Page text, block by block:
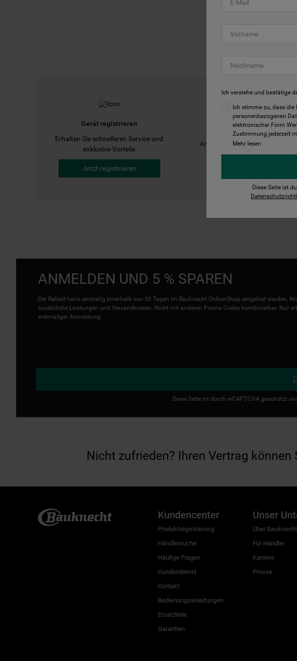
Gerät registrieren
Erhalten Sie schnelleren Service und
exklusive Vorteile
Jetzt registrieren
Bedienungsanleitungen
Anleitungen finden und
ANMELDEN UND 5 % SPAREN
Der Rabatt kann einmalig innerhalb von 30 Tagen im Bauknecht Online-Shop eingelöst werden.
zusätzliche Leistungen und Versandkosten. Nicht mit anderen Promo Codes kombinierbar. Nur
erstmaliger Anmeldung.
Diese Seite ist durch reCAPTCHA geschützt
Nicht zufrieden? Ihren Vertrag
Kundencenter
Produktregistrierung
Händlersuche
Häufige Fragen
Kundendienst
Kontakt
Bedienungsanleitungen
Ersatzteile
Garantien
Unser
Über Bauknecht
Für Händler
Karriere
Presse
Ich verstehe und bestätige
Ich stimme zu, dass
personenbezogenen
elektronischer Form
Zustimmung jederzeit
Mehr lesen
Diese Seite ist